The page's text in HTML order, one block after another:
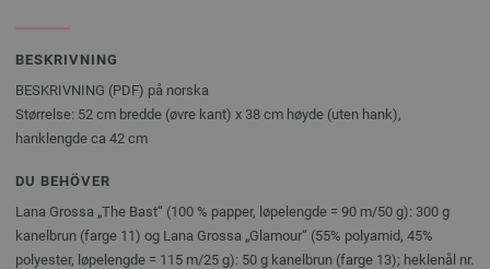
BESKRIVNING
BESKRIVNING (PDF) på norska
Størrelse: 52 cm bredde (øvre kant) x 38 cm høyde (uten hank),
hanklengde ca 42 cm
DU BEHÖVER
Lana Grossa „The Bast“ (100 % papper, løpelengde = 90 m/50 g): 300 g
kanelbrun (farge 11) og Lana Grossa „Glamour“ (55% polyamid, 45%
polyester, løpelengde = 115 m/25 g): 50 g kanelbrun (farge 13); heklenål nr.